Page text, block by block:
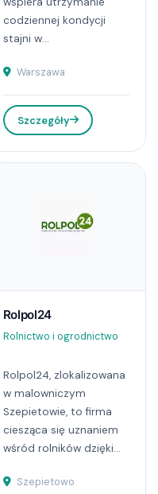
codziennej kondycji
stajni w...
Warszawa
Szczegóły
Rolpol24
Rolnictwo i ogrodnictwo
Rolpol24, zlokalizowana
w malowniczym
Szepietowie, to firma
ciesząca się uznaniem
wśród rolników dzięki...
Szepietowo